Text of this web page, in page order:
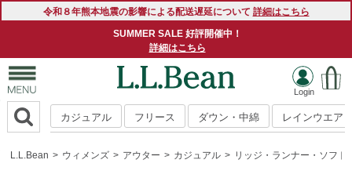
令和８年熊本地震の影響による配送遅延について 詳細はこちら
SUMMER SALE 好評開催中！
詳細はこちら
カジュアル フリース ダウン・中綿 レインウエア
L.L.Bean ウィメンズ アウター カジュアル リッジ・ランナー・ソフ